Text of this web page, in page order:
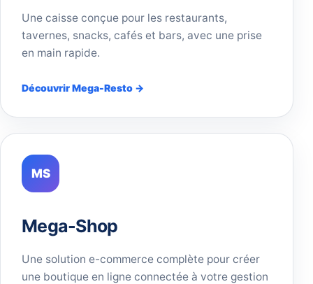
Une caisse conçue pour les restaurants,
tavernes, snacks, cafés et bars, avec une prise
en main rapide.
Découvrir Mega-Resto →
MS
Mega-Shop
Une solution e-commerce complète pour créer
une boutique en ligne connectée à votre gestion